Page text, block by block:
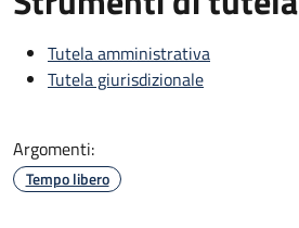
Tutela amministrativa
Tutela giurisdizionale
Argomenti:
Tempo libero